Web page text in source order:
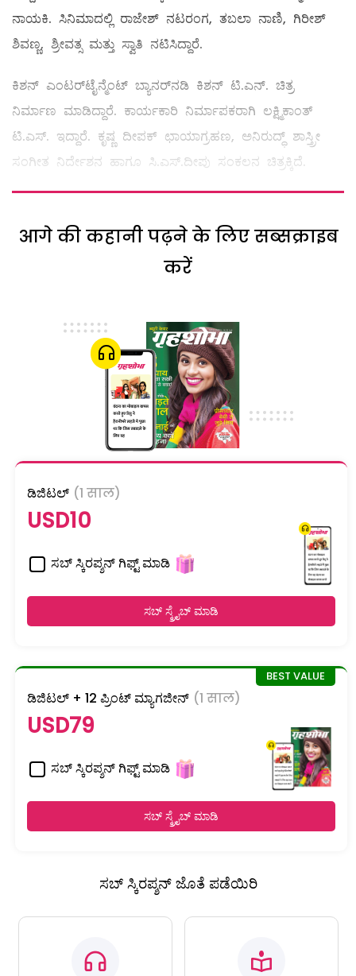
ನಾಯಕಿ. ಸಿನಿಮಾದಲ್ಲಿ ರಾಜೇಶ್‌ ನಟರಂಗ, ತಬಲಾ ನಾಣಿ, ಗಿರೀಶ್‌
ಶಿವಣ್ಣ, ಶ್ರೀವತ್ಸ ಮತ್ತು ಸ್ವಾತಿ ನಟಿಸಿದ್ದಾರೆ.
ಕಿಶನ್ ಎಂಟರ್‌ಟೈನ್ಮೆಂಟ್ ಬ್ಯಾನರ್‌ನಡಿ ಕಿಶನ್ ಟಿ.ಎನ್. ಚಿತ್ರ
ನಿರ್ಮಾಣ ಮಾಡಿದ್ದಾರೆ. ಕಾರ್ಯಕಾರಿ ನಿರ್ಮಾಪಕರಾಗಿ ಲಕ್ಷ್ಮಿಕಾಂತ್
ಟಿ.ಎಸ್. ಇದ್ದಾರೆ. ಕೃಷ್ಣ ದೀಪಕ್ ಛಾಯಾಗ್ರಹಣ, ಅನಿರುದ್ಧ್ ಶಾಸ್ತ್ರೀ
ಸಂಗೀತ ನಿರ್ದೇಶನ ಹಾಗೂ ಸಿ.ಎಸ್.ದೀಪು ಸಂಕಲನ ಚಿತ್ರಕ್ಕಿದೆ.
आगे की कहानी पढ़ने के लिए सब्सक्राइब
करें
ಡಿಜಿಟಲ್ (1 साल)
USD10
ಸಬ್ ಸ್ಕಿರಪ್ಶನ್ ಗಿಫ್ಟ್ ಮಾಡಿ
ಸಬ್ ಸ್ಕ್ರೈಬ್ ಮಾಡಿ
ಡಿಜಿಟಲ್ + 12 ಪ್ರಿಂಟ್ ಮ್ಯಾಗಜೀನ್ (1 साल)
USD79
ಸಬ್ ಸ್ಕಿರಪ್ಶನ್ ಗಿಫ್ಟ್ ಮಾಡಿ
ಸಬ್ ಸ್ಕ್ರೈಬ್ ಮಾಡಿ
ಸಬ್ ಸ್ಕಿರಪ್ಶನ್ ಜೊತೆ ಪಡೆಯಿರಿ